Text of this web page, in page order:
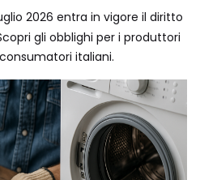
2026 entra in vigore il diritto
gli obblighi per i produttori
italiani.